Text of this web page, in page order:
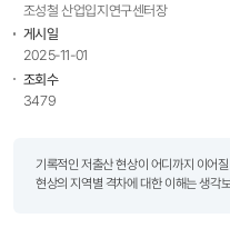
조성철 산업입지연구센터장
게시일
2025-11-01
조회수
3479
기록적인 저출산 현상이 어디까지 이어
현상의 지역별 격차에 대한 이해는 생각